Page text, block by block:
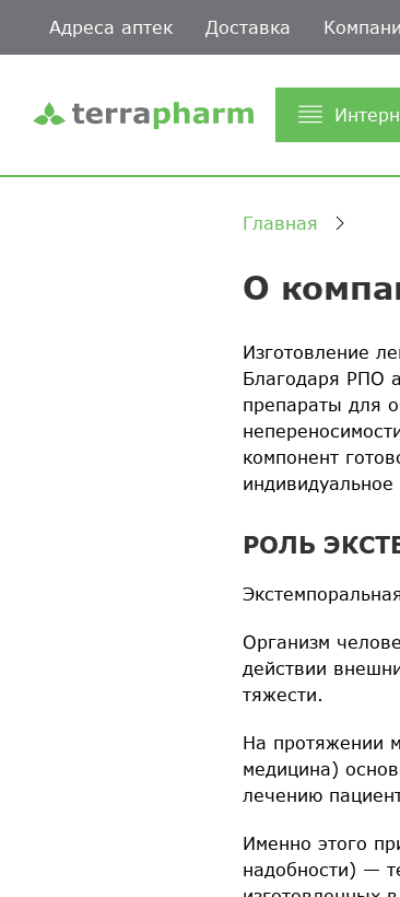
Адреса аптек Доставка
Главная
О
Изготовление
Благодаря РПО
препараты для
компонент
индивидуальное
РОЛЬ
Организм
действии
тяжести.
На протяжении
медицина)
лечению
Именно этого
надобности) —